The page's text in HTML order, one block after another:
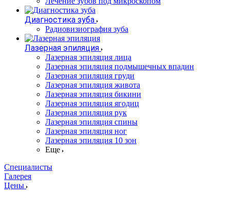
Диагностика зуба
Радиовизиография зуба
Лазерная эпиляция
Лазерная эпиляция лица
Лазерная эпиляция подмышечных впадин
Лазерная эпиляция груди
Лазерная эпиляция живота
Лазерная эпиляция бикини
Лазерная эпиляция ягодиц
Лазерная эпиляция рук
Лазерная эпиляция спины
Лазерная эпиляция ног
Лазерная эпиляция 10 зон
Еще
Специалисты
Галерея
Цены